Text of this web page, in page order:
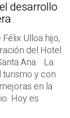
desarrollo
Ulloa hijo,
del Hotel
Ana. La
turismo y con
en la
Hoy es